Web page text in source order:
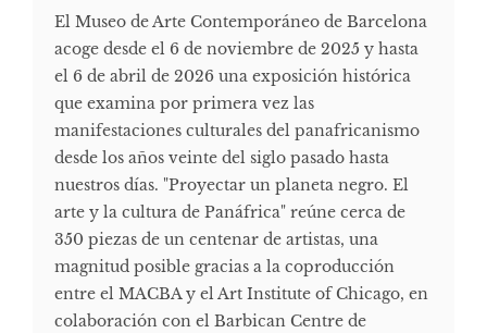
El Museo de Arte Contemporáneo de Barcelona
acoge desde el 6 de noviembre de 2025 y hasta
el 6 de abril de 2026 una exposición histórica
que examina por primera vez las
manifestaciones culturales del panafricanismo
desde los años veinte del siglo pasado hasta
nuestros días. "Proyectar un planeta negro. El
arte y la cultura de Panáfrica" reúne cerca de
350 piezas de un centenar de artistas, una
magnitud posible gracias a la coproducción
entre el MACBA y el Art Institute of Chicago, en
colaboración con el Barbican Centre de